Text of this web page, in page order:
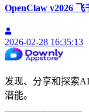
OpenClaw v2026
2026-02-28 16:35:13
发现、分享和探索
潜能。